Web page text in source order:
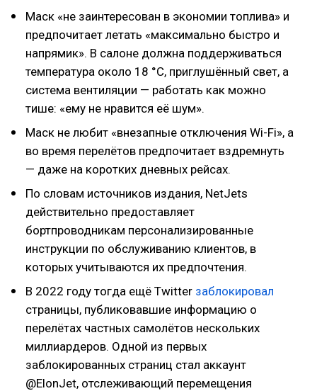
Маск «не заинтересован в экономии топлива» и
предпочитает летать «максимально быстро и
напрямик». В салоне должна поддерживаться
температура около 18 °C, приглушённый свет, а
система вентиляции — работать как можно
тише: «ему не нравится её шум».
Маск не любит «внезапные отключения Wi-Fi», а
во время перелётов предпочитает вздремнуть
— даже на коротких дневных рейсах.
По словам источников издания, NetJets
действительно предоставляет
бортпроводникам персонализированные
инструкции по обслуживанию клиентов, в
которых учитываются их предпочтения.
В 2022 году тогда ещё Twitter заблокировал
страницы, публиковавшие информацию о
перелётах частных самолётов нескольких
миллиардеров. Одной из первых
заблокированных страниц стал аккаунт
@ElonJet, отслеживающий перемещения